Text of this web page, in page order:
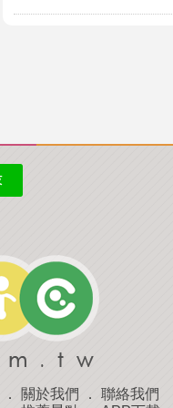
． 關於我們 ． 聯絡我們